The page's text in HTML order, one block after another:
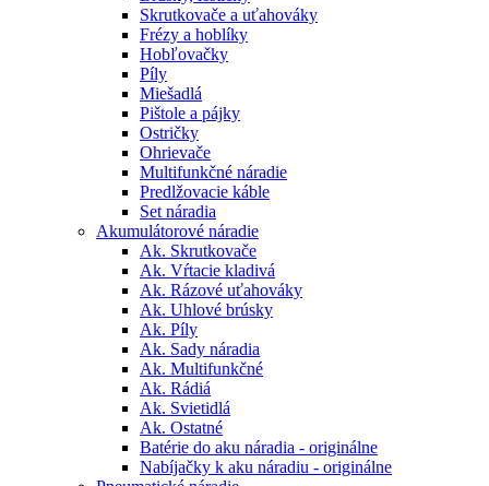
Skrutkovače a uťahováky
Frézy a hoblíky
Hobľovačky
Píly
Miešadlá
Pištole a pájky
Ostričky
Ohrievače
Multifunkčné náradie
Predlžovacie káble
Set náradia
Akumulátorové náradie
Ak. Skrutkovače
Ak. Vŕtacie kladivá
Ak. Rázové uťahováky
Ak. Uhlové brúsky
Ak. Píly
Ak. Sady náradia
Ak. Multifunkčné
Ak. Rádiá
Ak. Svietidlá
Ak. Ostatné
Batérie do aku náradia - originálne
Nabíjačky k aku náradiu - originálne